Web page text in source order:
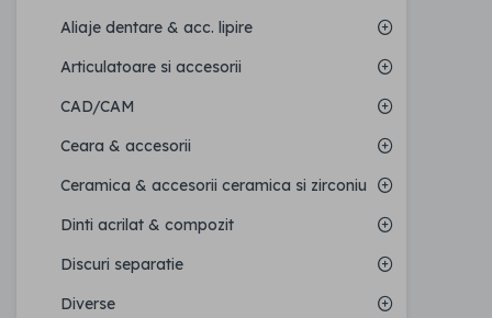
Aliaje dentare & acc. lipire
Articulatoare si accesorii
CAD/CAM
Ceara & accesorii
Ceramica & accesorii ceramica si zirconiu
Dinti acrilat & compozit
Discuri separatie
Diverse